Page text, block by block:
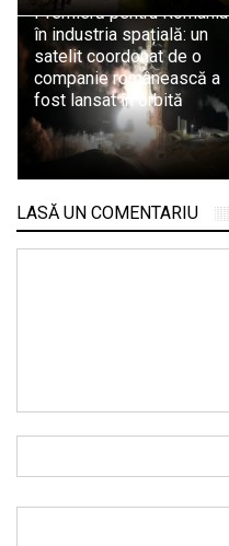
Premieră pentru România
în industria spațială: un
satelit coordonat de o
companie românească a
fost lansat în orbită
LASĂ UN COMENTARIU